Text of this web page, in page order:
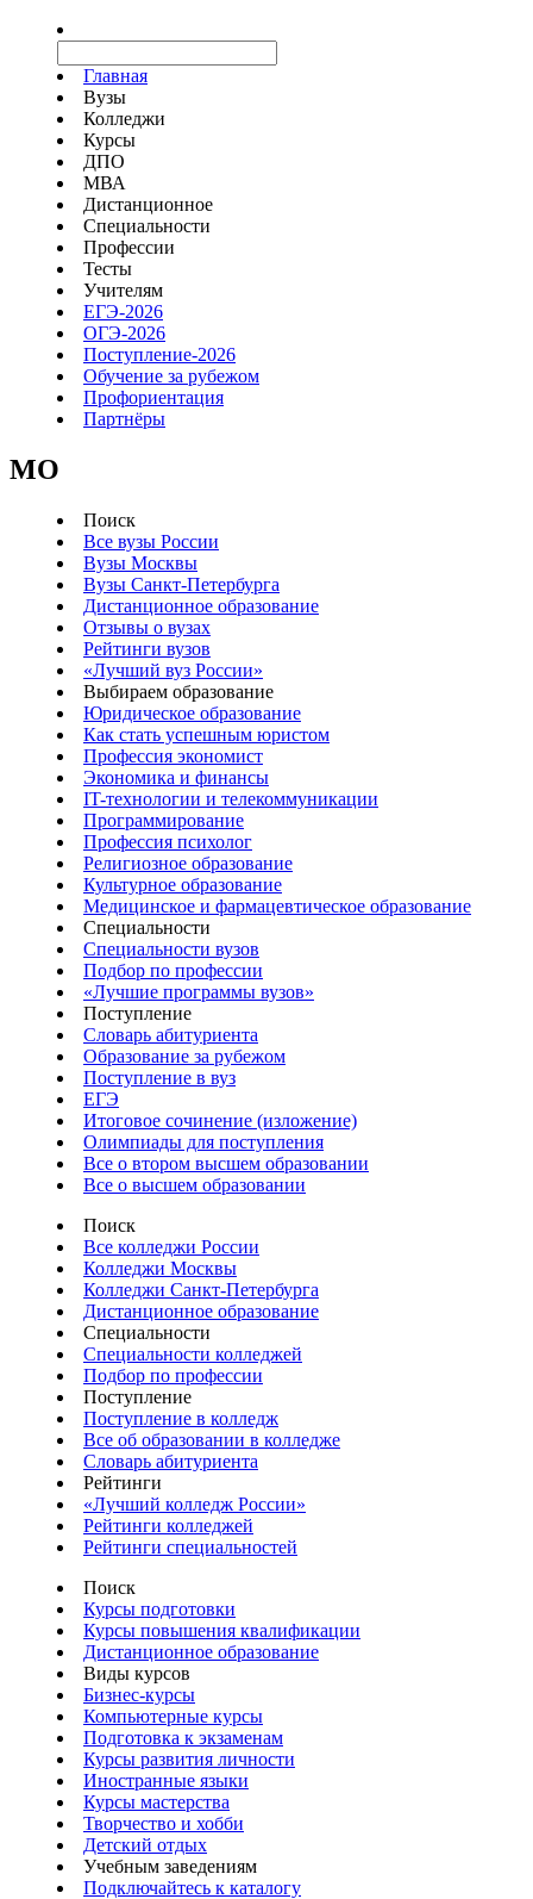
Главная
Вузы
Колледжи
Курсы
ДПО
МВА
Дистанционное
Специальности
Профессии
Тесты
Учителям
ЕГЭ-2026
ОГЭ-2026
Поступление-2026
Обучение за рубежом
Профориентация
Партнёры
MO
Поиск
Все вузы России
Вузы Москвы
Вузы Санкт-Петербурга
Дистанционное образование
Отзывы о вузах
Рейтинги вузов
«Лучший вуз России»
Выбираем образование
Юридическое образование
Как стать успешным юристом
Профессия экономист
Экономика и финансы
IT-технологии и телекоммуникации
Программирование
Профессия психолог
Религиозное образование
Культурное образование
Медицинское и фармацевтическое образование
Специальности
Специальности вузов
Подбор по профессии
«Лучшие программы вузов»
Поступление
Словарь абитуриента
Образование за рубежом
Поступление в вуз
ЕГЭ
Итоговое сочинение (изложение)
Олимпиады для поступления
Все о втором высшем образовании
Все о высшем образовании
Поиск
Все колледжи России
Колледжи Москвы
Колледжи Санкт-Петербурга
Дистанционное образование
Специальности
Специальности колледжей
Подбор по профессии
Поступление
Поступление в колледж
Все об образовании в колледже
Словарь абитуриента
Рейтинги
«Лучший колледж России»
Рейтинги колледжей
Рейтинги специальностей
Поиск
Курсы подготовки
Курсы повышения квалификации
Дистанционное образование
Виды курсов
Бизнес-курсы
Компьютерные курсы
Подготовка к экзаменам
Курсы развития личности
Иностранные языки
Курсы мастерства
Творчество и хобби
Детский отдых
Учебным заведениям
Подключайтесь к каталогу